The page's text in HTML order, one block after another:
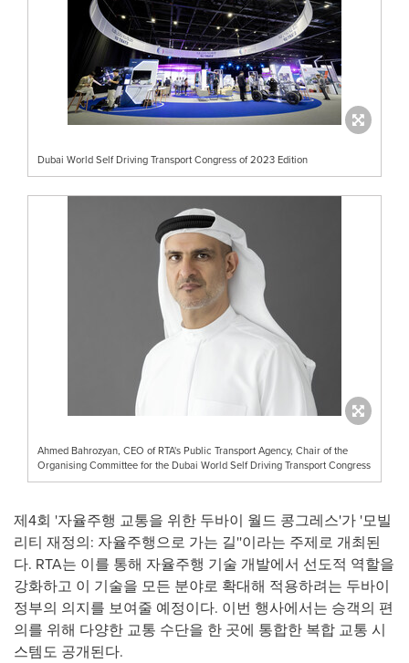
Dubai World Self Driving Transport Congress of 2023 Edition
Ahmed Bahrozyan, CEO of RTA's Public Transport Agency, Chair of the
Organising Committee for the Dubai World Self Driving Transport Congress
제4회 '자율주행 교통을 위한 두바이 월드 콩그레스'가 '모빌
리티 재정의: 자율주행으로 가는 길''이라는 주제로 개최된
다. RTA는 이를 통해 자율주행 기술 개발에서 선도적 역할을
강화하고 이 기술을 모든 분야로 확대해 적용하려는 두바이
정부의 의지를 보여줄 예정이다. 이번 행사에서는 승객의 편
의를 위해 다양한 교통 수단을 한 곳에 통합한 복합 교통 시
스템도 공개된다.